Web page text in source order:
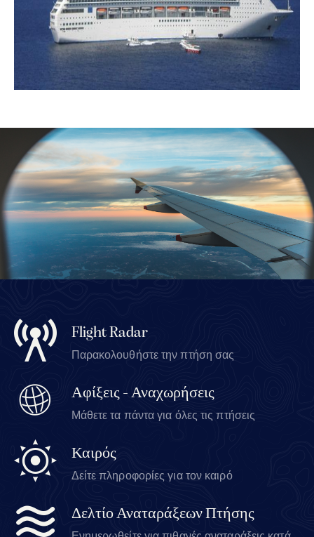
Flight Radar
Παρακολουθήστε την πτήση σας
Αφίξεις - Αναχωρήσεις
Μάθετε τα πάντα για όλες τις πτήσεις
Καιρός
Δείτε πληροφορίες για τον καιρό
Δελτίο Αναταράξεων Πτήσης